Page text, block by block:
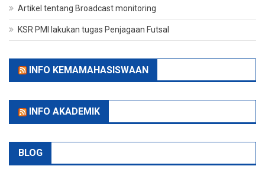
Artikel tentang Broadcast monitoring
KSR PMI lakukan tugas Penjagaan Futsal
INFO KEMAMAHASISWAAN
INFO AKADEMIK
BLOG